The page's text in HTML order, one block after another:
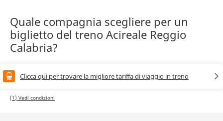
Quale compagnia scegliere per un
biglietto del treno Acireale Reggio
Calabria?
Clicca qui per trovare la migliore tariffa di viaggio in treno
(1) Vedi condizioni